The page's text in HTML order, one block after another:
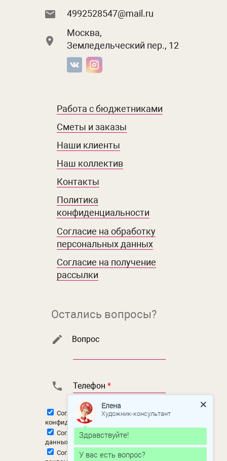
4992528547@mail.ru
Москва,
Земледельческий пер., 12
Работа с бюджетниками
Сметы и заказы
Наши клиенты
Наш коллектив
Контакты
Политика
конфиденциальности
Согласие на обработку
персональных данных
Согласие на получение
рассылки
Остались вопросы?
Вопрос
Телефон *
Согласен с политикой
конфиденциальности
Согласен наобработку персональных
данных
Согласен наполучение новостной и
Елена
Художник-консультант
Здравствуйте!
У вас есть вопрос?